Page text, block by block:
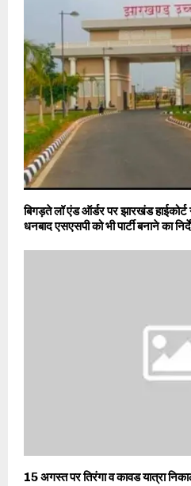
बिगड़ते लॉ एंड ऑर्डर पर झारखंड हाईकोर्ट
धनबाद एसएसपी को भी पार्टी बनाने का
15 अगस्त पर तिरंगा व कावड यात्रा